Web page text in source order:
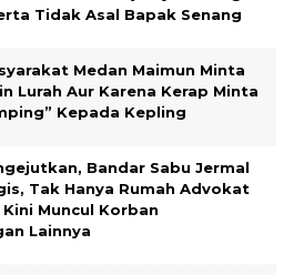
Tidak Asal Bapak Senang
Medan Maimun Minta
Lurah Aur Karena Kerap Minta
Kepada Kepling
Bandar Sabu Jermal
Tak Hanya Rumah Advokat
Muncul Korban
Lainnya